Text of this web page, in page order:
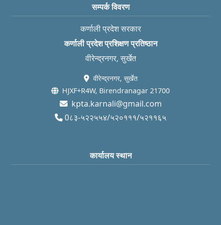
सम्पर्क विवरण
कर्णाली प्रदेश सरकार
कर्णाली प्रदेश प्रशिक्षण प्रतिष्ठान
वीरेन्द्रनगर, सुर्खेत
वीरेन्द्रनगर, सुर्खेत
HJXF+R4W, Birendranagar 21700
kpta.karnali@gmail.com
0८३-५२२५५४/५२०१११/५२११६५
कार्यालय स्थान